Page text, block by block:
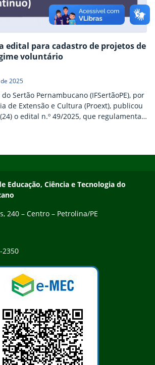
edital para cadastro de projetos de
voluntário
2025
Sertão Pernambucano (IFSertãoPE), por
de Extensão e Cultura (Proext), publicou
o edital n.º 49/2025, que regulamenta
Educação, Ciência e Tecnologia do
240 – Centro – Petrolina/PE
2350